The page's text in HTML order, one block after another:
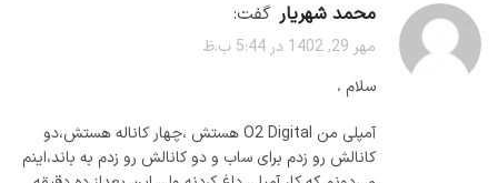
محمد شهریار گفت:
مهر 29, 1402 در 5:44 ب.ظ
سلام ،
آمپلی من O2 Digital هستش ،چهار کاناله هستش،دو
کانالش رو زدم برای ساب و دو کانالش رو زدم به باند،اینم